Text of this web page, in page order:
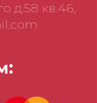
д.58 кв.46,